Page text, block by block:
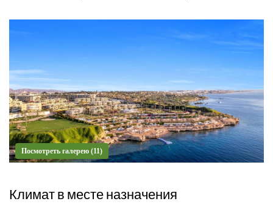
Посмотреть галерею (11)
Климат в месте назначения